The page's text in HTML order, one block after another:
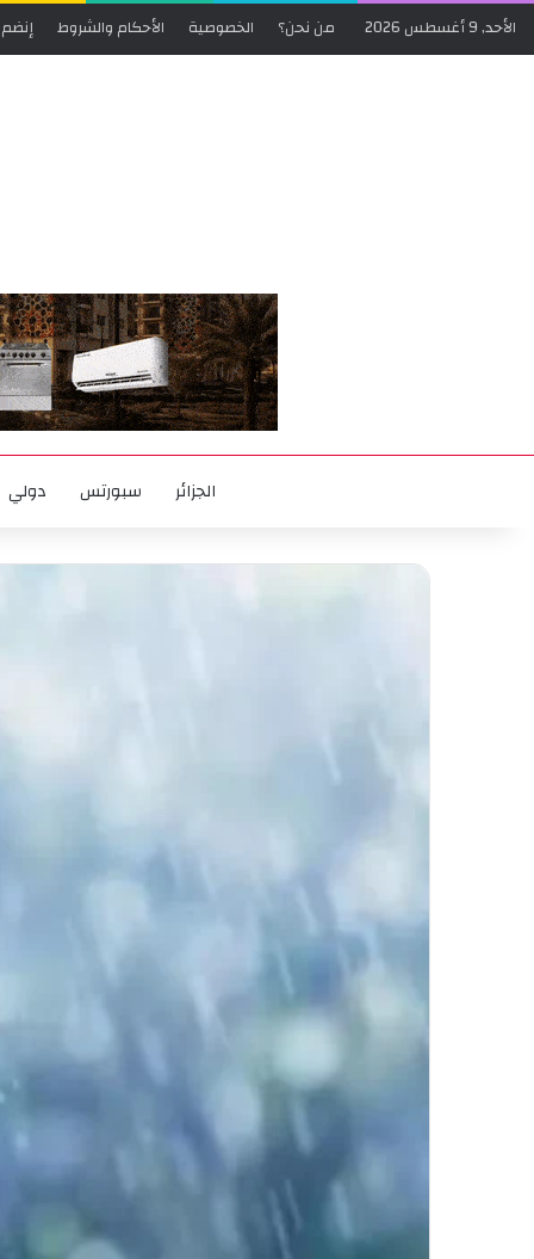
الأحد, 9 أغسطس 2026 من نحن؟ الخصوصية الأحكام والشروط
الجزائر سبورتس دولي